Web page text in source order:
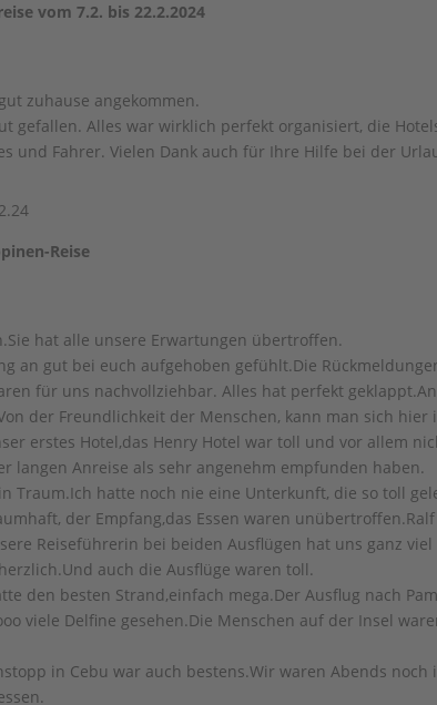
vom 7.2. bis 22.2.2024
zuhause angekommen.
gefallen. Alles war wirklich perfekt organisiert, die
und Fahrer. Vielen Dank auch für Ihre Hilfe bei der
Reise
hat alle unsere Erwartungen übertroffen.
an gut bei euch aufgehoben gefühlt.Die
für uns nachvollziehbar. Alles hat perfekt
der Freundlichkeit der Menschen, kann man sich
erstes Hotel,das Henry Hotel war toll und vor allem
langen Anreise als sehr angenehm empfunden haben.
Traum.Ich hatte noch nie eine Unterkunft, die so toll
der Empfang,das Essen waren
Reiseführerin bei beiden Ausflügen hat uns ganz
auch die Ausflüge waren toll.
den besten Strand,einfach mega.Der Ausflug nach
viele Delfine gesehen.Die Menschen auf der Insel
in Cebu war auch bestens.Wir waren Abends noch